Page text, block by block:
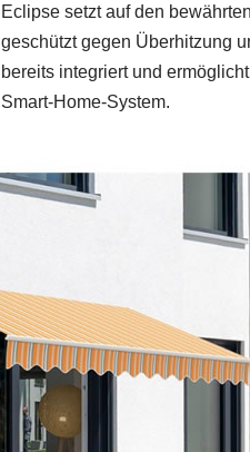
Eclipse setzt auf den
geschützt gegen Überhitzung
bereits integriert und
Smart-Home-System.